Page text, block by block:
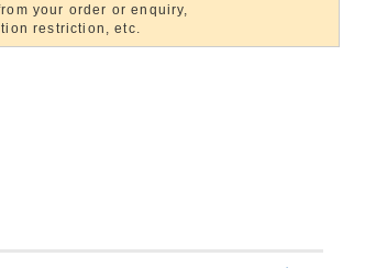
your order or enquiry,
restriction, etc.